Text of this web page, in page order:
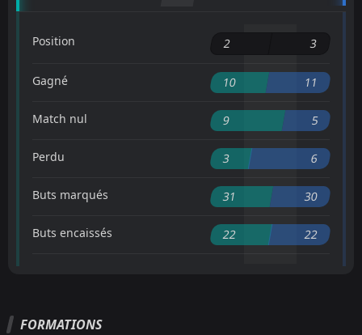
Position 2 3
Gagné 10 11
Match nul 9 5
Perdu 3 6
Buts marqués 31 30
Buts encaissés 22 22
FORMATIONS